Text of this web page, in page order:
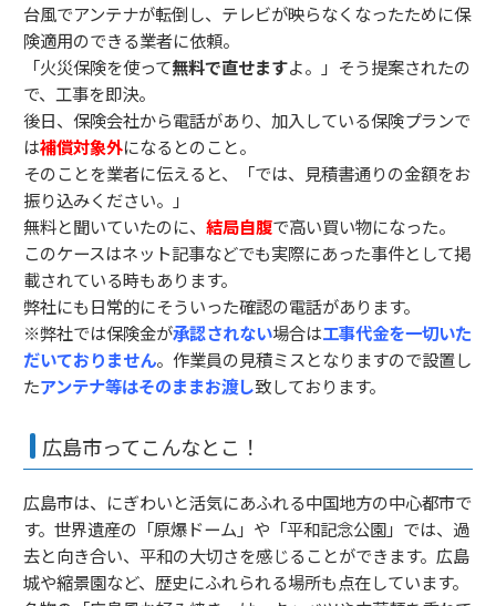
台風でアンテナが転倒し、テレビが映らなくなったために保
険適用のできる業者に依頼。
「火災保険を使って無料で直せますよ。」そう提案されたの
で、工事を即決。
後日、保険会社から電話があり、加入している保険プランで
は補償対象外になるとのこと。
そのことを業者に伝えると、「では、見積書通りの金額をお
振り込みください。」
無料と聞いていたのに、 結局自腹で高い買い物になった。
このケースはネット記事などでも実際にあった事件として掲
載されている時もあります。
弊社にも日常的にそういった確認の電話があります。
※弊社では保険金が承認されない場合は工事代金を一切いた
だいておりません。作業員の見積ミスとなりますので設置し
たアンテナ等はそのままお渡し致しております。
広島市ってこんなとこ！
広島市は、にぎわいと活気にあふれる中国地方の中心都市で
す。世界遺産の「原爆ドーム」や「平和記念公園」では、過
去と向き合い、平和の大切さを感じることができます。広島
城や縮景園など、歴史にふれられる場所も点在しています。